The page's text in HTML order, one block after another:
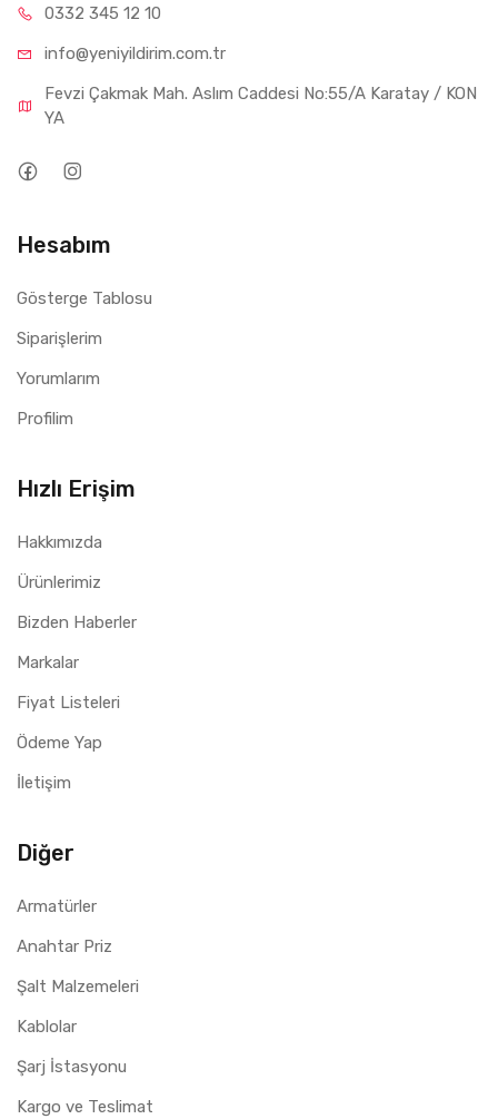
0332 345 12 10
info@yeniyil dirim.com.tr
Fevzi Çakmak Mah. Aslım Caddesi No:55/A Karatay / KON
YA
Hesabım
Gösterge Tablosu
Siparişlerim
Yorumlarım
Profilim
Hızlı Erişim
Hakkımızda
Ürünlerimiz
Bizden Haberler
Markalar
Fiyat Listeleri
Ödeme Yap
İletişim
Diğer
Armatürler
Anahtar Priz
Şalt Malzemeleri
Kablolar
Şarj İstasyonu
Kargo ve Teslimat